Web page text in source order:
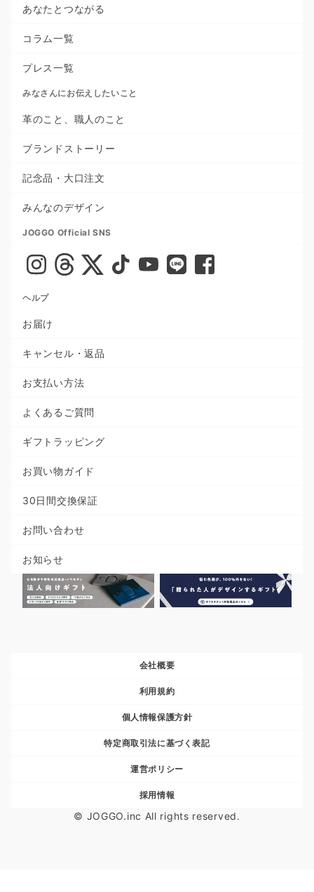
あなたとつながる
コラム一覧
プレス一覧
みなさんにお伝えしたいこと
革のこと、職人のこと
ブランドストーリー
記念品・大口注文
みんなのデザイン
JOGGO Official SNS
ヘルプ
お届け
キャンセル・返品
お支払い方法
よくあるご質問
ギフトラッピング
お買い物ガイド
30日間交換保証
お問い合わせ
お知らせ
会社概要
利用規約
個人情報保護方針
特定商取引法に基づく表記
運営ポリシー
採用情報
© JOGGO.inc All rights reserved.